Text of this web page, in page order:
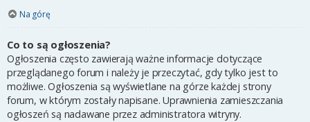
Na górę
Co to są ogłoszenia?
Ogłoszenia często zawierają ważne informacje dotyczące
przeglądanego forum i należy je przeczytać, gdy tylko jest to
możliwe. Ogłoszenia są wyświetlane na górze każdej strony
forum, w którym zostały napisane. Uprawnienia zamieszczania
ogłoszeń są nadawane przez administratora witryny.